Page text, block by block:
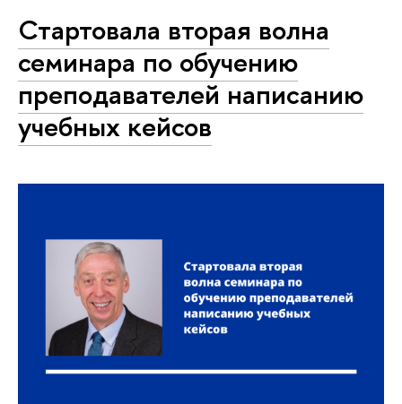
Стартовала вторая волна
семинара по обучению
преподавателей написанию
учебных кейсов